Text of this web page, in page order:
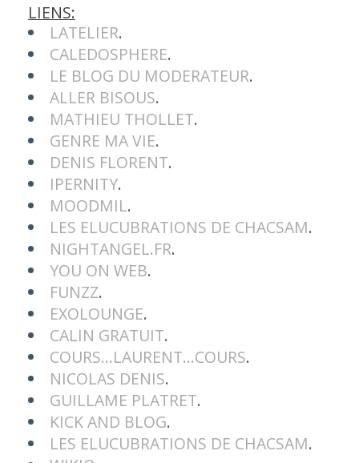
LIENS:
LATELIER.
CALEDOSPHERE.
LE BLOG DU MODERATEUR.
ALLER BISOUS.
MATHIEU THOLLET.
GENRE MA VIE.
DENIS FLORENT.
IPERNITY.
MOODMIL.
LES ELUCUBRATIONS DE CHACSAM.
NIGHTANGEL.FR.
YOU ON WEB.
FUNZZ.
EXOLOUNGE.
CALIN GRATUIT.
COURS...LAURENT...COURS.
NICOLAS DENIS.
GUILLAME PLATRET.
KICK AND BLOG.
LES ELUCUBRATIONS DE CHACSAM.